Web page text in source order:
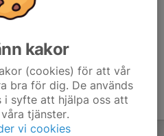
kakor
(cookies) för att vår
bra för dig. De används
i syfte att hjälpa oss att
tjänster.
vi cookies